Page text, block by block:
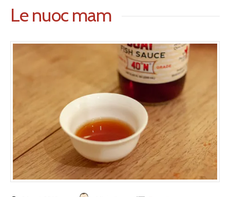
Le nuoc mam